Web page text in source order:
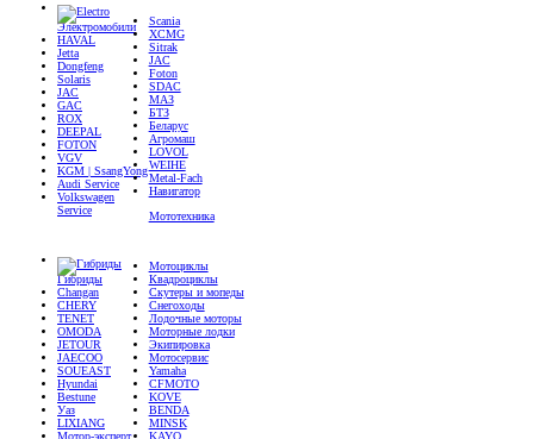
Электромобили
HAVAL
Jetta
Dongfeng
Solaris
JAC
GAC
ROX
DEEPAL
FOTON
VGV
KGM | SsangYong
Audi Service
Volkswagen
Service
Гибриды
Changan
CHERY
TENET
OMODA
JETOUR
JAECOO
SOUEAST
Hyundai
Bestune
Уаз
LIXIANG
Мотор-эксперт
XCMG
Sitrak
JAC
Foton
SDAC
МАЗ
БТЗ
Беларус
Агромаш
LOVOL
WEIHE
Metal-Fach
Навигатор
Мототехника
Квадроциклы
Скутеры и мопеды
Снегоходы
Лодочные моторы
Моторные лодки
Экипировка
Мотосервис
Yamaha
CFMOTO
KOVE
BENDA
MINSK
KAYO
BSE